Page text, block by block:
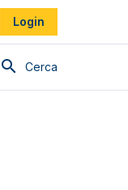
Login
Cerca